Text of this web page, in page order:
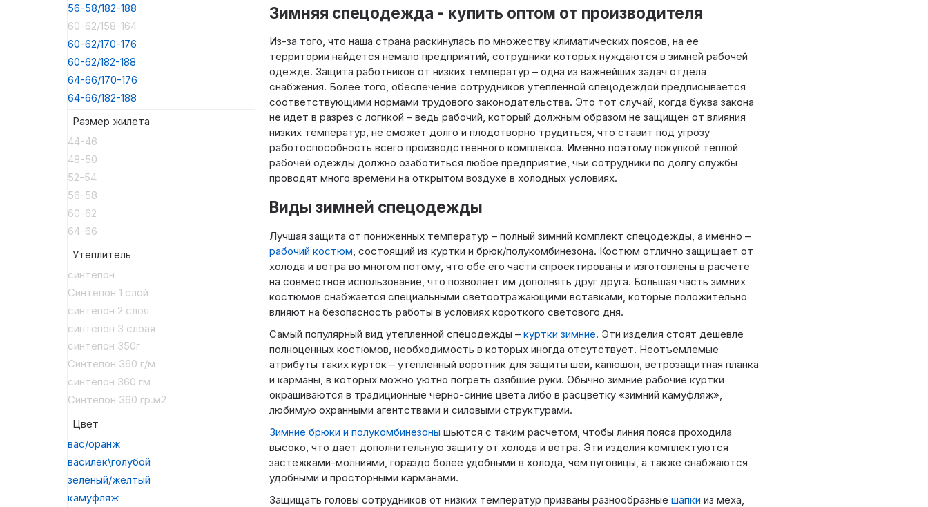
56-58/182-188
60-62/158-164
60-62/170-176
60-62/182-188
64-66/170-176
64-66/182-188
Размер жилета
44-46
48-50
52-54
56-58
60-62
64-66
Утеплитель
синтепон
Синтепон 1 слой
синтепон 2 слоя
синтепон 3 слоая
синтепон 350г
Синтепон 360 г/м
синтепон 360 гм
Синтепон 360 гр.м2
Цвет
вас/оранж
василек\голубой
зеленый/желтый
камуфляж
Зимняя спецодежда - купить оптом от производителя
Из-за того, что наша страна раскинулась по множеству климатических поясов, на ее
территории найдется немало предприятий, сотрудники которых нуждаются в зимней рабочей
одежде. Защита работников от низких температур – одна из важнейших задач отдела
снабжения. Более того, обеспечение сотрудников утепленной спецодеждой предписывается
соответствующими нормами трудового законодательства. Это тот случай, когда буква закона
не идет в разрез с логикой – ведь рабочий, который должным образом не защищен от влияния
низких температур, не сможет долго и плодотворно трудиться, что ставит под угрозу
работоспособность всего производственного комплекса. Именно поэтому покупкой теплой
рабочей одежды должно озаботиться любое предприятие, чьи сотрудники по долгу службы
проводят много времени на открытом воздухе в холодных условиях.
Виды зимней спецодежды
Лучшая защита от пониженных температур – полный зимний комплект спецодежды, а именно –
рабочий костюм , состоящий из куртки и брюк/полукомбинезона. Костюм отлично защищает от
холода и ветра во многом потому, что обе его части спроектированы и изготовлены в расчете
на совместное использование, что позволяет им дополнять друг друга. Большая часть зимних
костюмов снабжается специальными светоотражающими вставками, которые положительно
влияют на безопасность работы в условиях короткого светового дня.
Самый популярный вид утепленной спецодежды – куртки зимние. Эти изделия стоят дешевле
полноценных костюмов, необходимость в которых иногда отсутствует. Неотъемлемые
атрибуты таких курток – утепленный воротник для защиты шеи, капюшон, ветрозащитная планка
и карманы, в которых можно уютно погреть озябшие руки. Обычно зимние рабочие куртки
окрашиваются в традиционные черно-синие цвета либо в расцветку «зимний камуфляж»,
любимую охранными агентствами и силовыми структурами.
Зимние брюки и полукомбинезоны шьются с таким расчетом, чтобы линия пояса проходила
высоко, что дает дополнительную защиту от холода и ветра. Эти изделия комплектуются
застежками-молниями, гораздо более удобными в холода, чем пуговицы, а также снабжаются
удобными и просторными карманами.
Защищать головы сотрудников от низких температур призваны разнообразные шапки из меха,